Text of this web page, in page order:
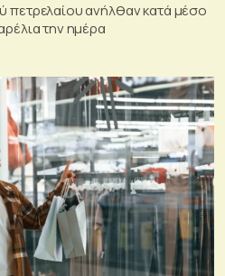
πετρελαίου ανήλθαν κατά μέσο
την ημέρα